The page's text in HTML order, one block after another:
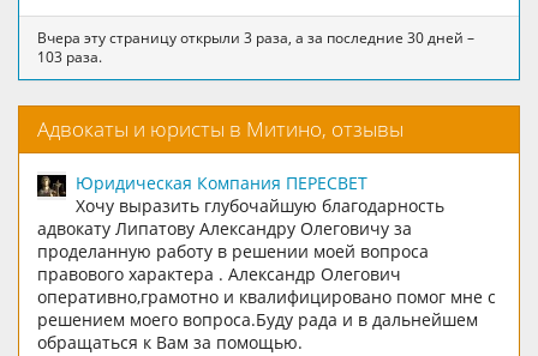
Вчера эту страницу открыли 3 раза, а за последние 30 дней –
103 раза.
Адвокаты и юристы в Митино, отзывы
Юридическая Компания ПЕРЕСВЕТ
Хочу выразить глубочайшую благодарность
адвокату Липатову Александру Олеговичу за
проделанную работу в решении моей вопроса
правового характера . Александр Олегович
оперативно,грамотно и квалифицировано помог мне с
решением моего вопроса.Буду рада и в дальнейшем
обращаться к Вам за помощью.